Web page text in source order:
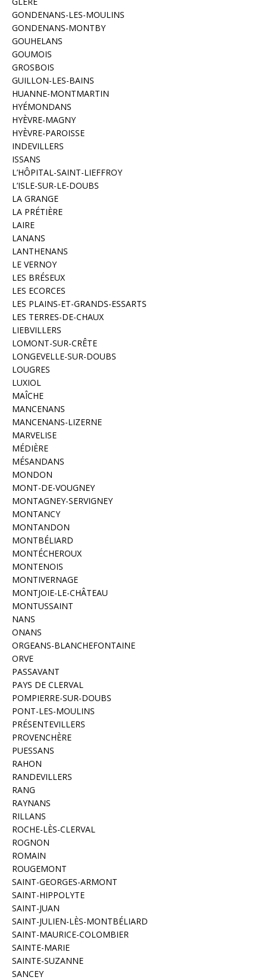
GONDENANS-LES-MOULINS
GONDENANS-MONTBY
GOUHELANS
GOUMOIS
GROSBOIS
GUILLON-LES-BAINS
HUANNE-MONTMARTIN
HYÉMONDANS
HYÈVRE-MAGNY
HYÈVRE-PAROISSE
INDEVILLERS
ISSANS
L’HÔPITAL-SAINT-LIEFFROY
L’ISLE-SUR-LE-DOUBS
LA GRANGE
LA PRÉTIÈRE
LAIRE
LANANS
LANTHENANS
LE VERNOY
LES BRÉSEUX
LES ECORCES
LES PLAINS-ET-GRANDS-ESSARTS
LES TERRES-DE-CHAUX
LIEBVILLERS
LOMONT-SUR-CRÊTE
LONGEVELLE-SUR-DOUBS
LOUGRES
LUXIOL
MAÎCHE
MANCENANS
MANCENANS-LIZERNE
MARVELISE
MÉDIÈRE
MÉSANDANS
MONDON
MONT-DE-VOUGNEY
MONTAGNEY-SERVIGNEY
MONTANCY
MONTANDON
MONTBÉLIARD
MONTÉCHEROUX
MONTENOIS
MONTIVERNAGE
MONTJOIE-LE-CHÂTEAU
MONTUSSAINT
NANS
ONANS
ORGEANS-BLANCHEFONTAINE
ORVE
PASSAVANT
PAYS DE CLERVAL
POMPIERRE-SUR-DOUBS
PONT-LES-MOULINS
PRÉSENTEVILLERS
PROVENCHÈRE
PUESSANS
RAHON
RANDEVILLERS
RANG
RAYNANS
RILLANS
ROCHE-LÈS-CLERVAL
ROGNON
ROMAIN
ROUGEMONT
SAINT-GEORGES-ARMONT
SAINT-HIPPOLYTE
SAINT-JUAN
SAINT-JULIEN-LÈS-MONTBÉLIARD
SAINT-MAURICE-COLOMBIER
SAINTE-MARIE
SAINTE-SUZANNE
SANCEY